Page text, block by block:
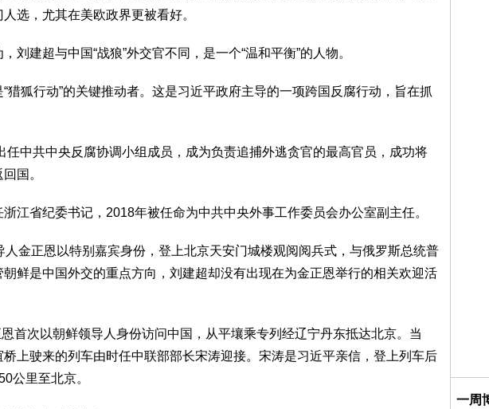
选，尤其在美欧政界更被看好。
刘建超与中国“战狼”外交官不同，是一个“温和平衡”的人物。
猎狐行动”的关键推动者。这是习近平政府主导的一项跨国反腐行动，旨在抓
任中共中央反腐协调小组成员，成为负责追捕外逃贪官的最高官员，成功将
国。
江省纪委书记，2018年被任命为中共中央外事工作委员会办公室副主任。
人金正恩以特别嘉宾身份，登上北京天安门城楼观阅阅兵式，与俄罗斯总统普
鲜是中国外交的重点方向，刘建超却没有出现在为金正恩举行的相关欢迎活
首次以朝鲜领导人身份访问中国，从平壤乘专列经辽宁丹东抵达北京。当
桥上驶来的列车由时任中联部部长宋涛迎接。宋涛是习近平亲信，登上列车后
公里至北京。
一周